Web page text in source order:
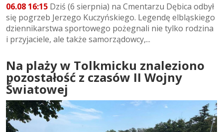
06.08 16:15 Dziś (6 sierpnia) na Cmentarzu Dębica odbył
się pogrzeb Jerzego Kuczyńskiego. Legendę elbląskiego
dziennikarstwa sportowego pożegnali nie tylko rodzina
i przyjaciele, ale także samorządowcy,...
Na plaży w Tolkmicku znaleziono
pozostałość z czasów II Wojny
Światowej